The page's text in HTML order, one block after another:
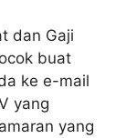
dan Gaji
buat
ke e-mail
yang
yang